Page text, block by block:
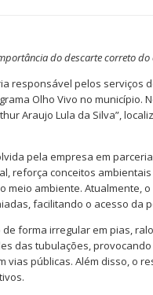
do descarte correto do
responsável pelos
Olho Vivo no município.
Araujo Lula da Silva”,
pela empresa em
reforça conceitos
meio ambiente. Atualmente,
facilitando o acesso da
forma irregular em pias,
das tubulações,
vias públicas. Além disso, o